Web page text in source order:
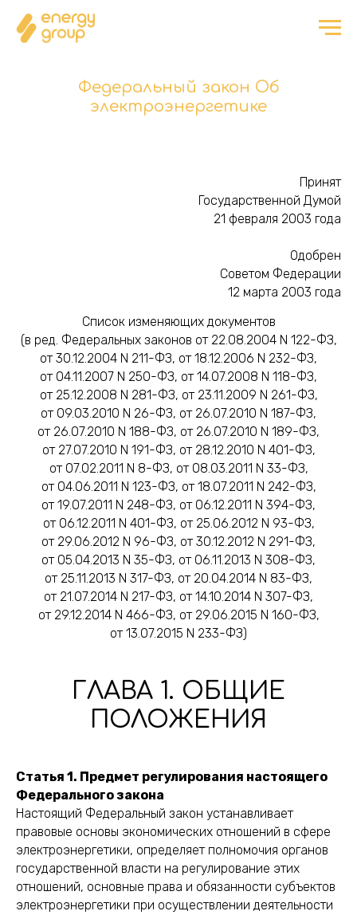
Федеральный закон Об
электроэнергетике
Принят
Государственной Думой
21 февраля 2003 года
Одобрен
Советом Федерации
12 марта 2003 года
Список изменяющих документов
(в ред. Федеральных законов от 22.08.2004 N 122-ФЗ,
от 30.12.2004 N 211-ФЗ, от 18.12.2006 N 232-ФЗ,
от 04.11.2007 N 250-ФЗ, от 14.07.2008 N 118-ФЗ,
от 25.12.2008 N 281-ФЗ, от 23.11.2009 N 261-ФЗ,
от 09.03.2010 N 26-ФЗ, от 26.07.2010 N 187-ФЗ,
от 26.07.2010 N 188-ФЗ, от 26.07.2010 N 189-ФЗ,
от 27.07.2010 N 191-ФЗ, от 28.12.2010 N 401-ФЗ,
от 07.02.2011 N 8-ФЗ, от 08.03.2011 N 33-ФЗ,
от 04.06.2011 N 123-ФЗ, от 18.07.2011 N 242-ФЗ,
от 19.07.2011 N 248-ФЗ, от 06.12.2011 N 394-ФЗ,
от 06.12.2011 N 401-ФЗ, от 25.06.2012 N 93-ФЗ,
от 29.06.2012 N 96-ФЗ, от 30.12.2012 N 291-ФЗ,
от 05.04.2013 N 35-ФЗ, от 06.11.2013 N 308-ФЗ,
от 25.11.2013 N 317-ФЗ, от 20.04.2014 N 83-ФЗ,
от 21.07.2014 N 217-ФЗ, от 14.10.2014 N 307-ФЗ,
от 29.12.2014 N 466-ФЗ, от 29.06.2015 N 160-ФЗ,
от 13.07.2015 N 233-ФЗ)
ГЛАВА 1. ОБЩИЕ
ПОЛОЖЕНИЯ
Статья 1. Предмет регулирования настоящего
Федерального закона
Настоящий Федеральный закон устанавливает
правовые основы экономических отношений в сфере
электроэнергетики, определяет полномочия органов
государственной власти на регулирование этих
отношений, основные права и обязанности субъектов
электроэнергетики при осуществлении деятельности